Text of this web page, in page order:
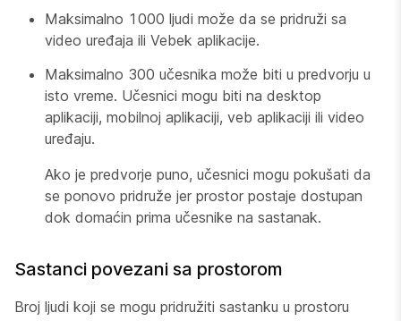
Maksimalno 1000 ljudi može da se pridruži sa
video uređaja ili Vebek aplikacije.
Maksimalno 300 učesnika može biti u predvorju u
isto vreme. Učesnici mogu biti na desktop
aplikaciji, mobilnoj aplikaciji, veb aplikaciji ili video
uređaju.
Ako je predvorje puno, učesnici mogu pokušati da
se ponovo pridruže jer prostor postaje dostupan
dok domaćin prima učesnike na sastanak.
Sastanci povezani sa prostorom
Broj ljudi koji se mogu pridružiti sastanku u prostoru